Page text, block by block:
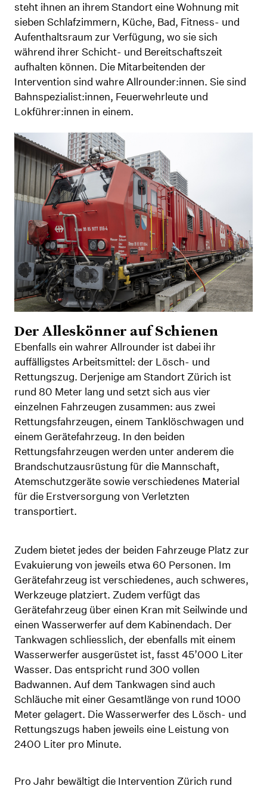
steht ihnen an ihrem Standort eine Wohnung mit
sieben Schlafzimmern, Küche, Bad, Fitness- und
Aufenthaltsraum zur Verfügung, wo sie sich
während ihrer Schicht- und Bereitschaftszeit
aufhalten können. Die Mitarbeitenden der
Intervention sind wahre Allrounder:innen. Sie sind
Bahnspezialist:innen, Feuerwehrleute und
Lokführer:innen in einem.
Der Alleskönner auf Schienen
Ebenfalls ein wahrer Allrounder ist dabei ihr
auffälligstes Arbeitsmittel: der Lösch- und
Rettungszug. Derjenige am Standort Zürich ist
rund 80 Meter lang und setzt sich aus vier
einzelnen Fahrzeugen zusammen: aus zwei
Rettungsfahrzeugen, einem Tanklöschwagen und
einem Gerätefahrzeug. In den beiden
Rettungsfahrzeugen werden unter anderem die
Brandschutzausrüstung für die Mannschaft,
Atemschutzgeräte sowie verschiedenes Material
für die Erstversorgung von Verletzten
transportiert.
Zudem bietet jedes der beiden Fahrzeuge Platz zur
Evakuierung von jeweils etwa 60 Personen. Im
Gerätefahrzeug ist verschiedenes, auch schweres,
Werkzeuge platziert. Zudem verfügt das
Gerätefahrzeug über einen Kran mit Seilwinde und
einen Wasserwerfer auf dem Kabinendach. Der
Tankwagen schliesslich, der ebenfalls mit einem
Wasserwerfer ausgerüstet ist, fasst 45’000 Liter
Wasser. Das entspricht rund 300 vollen
Badwannen. Auf dem Tankwagen sind auch
Schläuche mit einer Gesamtlänge von rund 1000
Meter gelagert. Die Wasserwerfer des Lösch- und
Rettungszugs haben jeweils eine Leistung von
2400 Liter pro Minute.
Pro Jahr bewältigt die Intervention Zürich rund